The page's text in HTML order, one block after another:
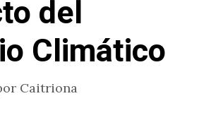
del
Climático
Caitriona